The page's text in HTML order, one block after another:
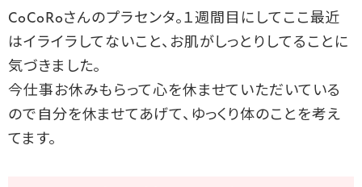
CoCoRoさんのプラセンタ。１週間目にしてここ最近
はイライラしてないこと、お肌がしっとりしてることに
気づきました。
今仕事お休みもらって心を休ませていただいている
ので自分を休ませてあげて、ゆっくり体のことを考え
てます。